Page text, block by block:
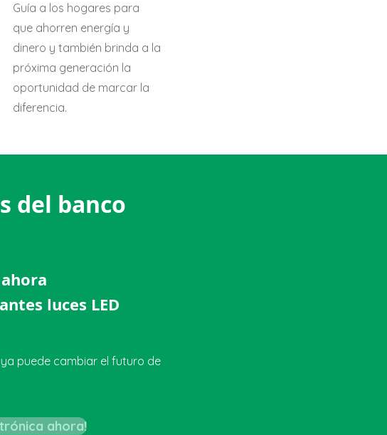
Guía a los hogares para
que ahorren energía y
dinero y también brinda a la
próxima generación la
oportunidad de marcar la
diferencia.
del banco
luces LED
puede cambiar el futuro de
ahora!